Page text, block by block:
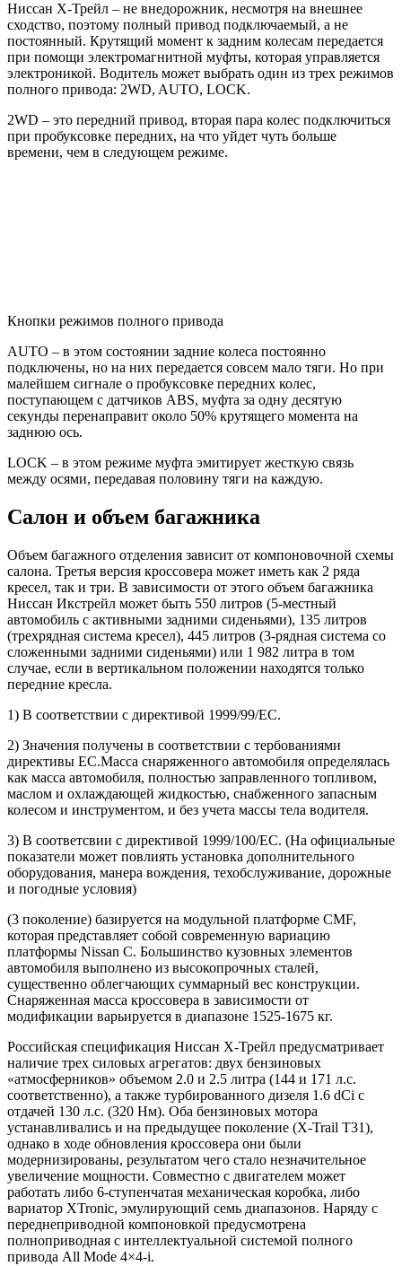
Ниссан Х-Трейл – не внедорожник, несмотря на внешнее
сходство, поэтому полный привод подключаемый, а не
постоянный. Крутящий момент к задним колесам передается
при помощи электромагнитной муфты, которая управляется
электроникой. Водитель может выбрать один из трех режимов
полного привода: 2WD, AUTO, LOCK.
2WD – это передний привод, вторая пара колес подключиться
при пробуксовке передних, на что уйдет чуть больше
времени, чем в следующем режиме.
Кнопки режимов полного привода
AUTO – в этом состоянии задние колеса постоянно
подключены, но на них передается совсем мало тяги. Но при
малейшем сигнале о пробуксовке передних колес,
поступающем с датчиков ABS, муфта за одну десятую
секунды перенаправит около 50% крутящего момента на
заднюю ось.
LOCK – в этом режиме муфта эмитирует жесткую связь
между осями, передавая половину тяги на каждую.
Салон и объем багажника
Объем багажного отделения зависит от компоновочной схемы
салона. Третья версия кроссовера может иметь как 2 ряда
кресел, так и три. В зависимости от этого объем багажника
Ниссан Икстрейл может быть 550 литров (5-местный
автомобиль с активными задними сиденьями), 135 литров
(трехрядная система кресел), 445 литров (3-рядная система со
сложенными задними сиденьями) или 1 982 литра в том
случае, если в вертикальном положении находятся только
передние кресла.
1) В соответствии с директивой 1999/99/EC.
2) Значения получены в соответствии с тербованиями
директивы EC.Масса снаряженного автомобиля определялась
как масса автомобиля, полностью заправленного топливом,
маслом и охлаждающей жидкостью, снабженного запасным
колесом и инструментом, и без учета массы тела водителя.
3) В соответсвии с директивой 1999/100/EC. (На официальные
показатели может повлиять установка дополнительного
оборудования, манера вождения, техобслуживание, дорожные
и погодные условия)
(3 поколение) базируется на модульной платформе CMF,
которая представляет собой современную вариацию
платформы Nissan C. Большинство кузовных элементов
автомобиля выполнено из высокопрочных сталей,
существенно облегчающих суммарный вес конструкции.
Снаряженная масса кроссовера в зависимости от
модификации варьируется в диапазоне 1525-1675 кг.
Российская спецификация Ниссан Х-Трейл предусматривает
наличие трех силовых агрегатов: двух бензиновых
«атмосферников» объемом 2.0 и 2.5 литра (144 и 171 л.с.
соответственно), а также турбированного дизеля 1.6 dCi c
отдачей 130 л.с. (320 Нм). Оба бензиновых мотора
устанавливались и на предыдущее поколение (X-Trail T31),
однако в ходе обновления кроссовера они были
модернизированы, результатом чего стало незначительное
увеличение мощности. Совместно с двигателем может
работать либо 6-ступенчатая механическая коробка, либо
вариатор XTronic, эмулирующий семь диапазонов. Наряду с
переднеприводной компоновкой предусмотрена
полноприводная с интеллектуальной системой полного
привода All Mode 4×4-i.